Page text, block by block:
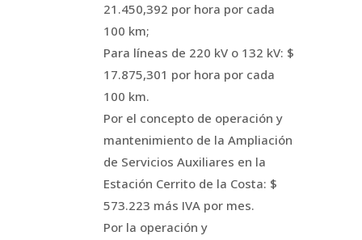
21.450,392 por hora por cada
100 km;
Para líneas de 220 kV o 132 kV: $
17.875,301 por hora por cada
100 km.
Por el concepto de operación y
mantenimiento de la Ampliación
de Servicios Auxiliares en la
Estación Cerrito de la Costa: $
573.223 más IVA por mes.
Por la operación y